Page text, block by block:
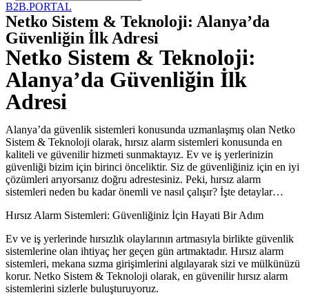
B2B.PORTAL
Netko Sistem & Teknoloji: Alanya’da
Güvenliğin İlk Adresi
Netko Sistem & Teknoloji:
Alanya’da Güvenliğin İlk
Adresi
Alanya’da güvenlik sistemleri konusunda uzmanlaşmış olan Netko
Sistem & Teknoloji olarak, hırsız alarm sistemleri konusunda en
kaliteli ve güvenilir hizmeti sunmaktayız. Ev ve iş yerlerinizin
güvenliği bizim için birinci önceliktir. Siz de güvenliğiniz için en iyi
çözümleri arıyorsanız doğru adrestesiniz. Peki, hırsız alarm
sistemleri neden bu kadar önemli ve nasıl çalışır? İşte detaylar…
Hırsız Alarm Sistemleri: Güvenliğiniz İçin Hayati Bir Adım
Ev ve iş yerlerinde hırsızlık olaylarının artmasıyla birlikte güvenlik
sistemlerine olan ihtiyaç her geçen gün artmaktadır. Hırsız alarm
sistemleri, mekana sızma girişimlerini algılayarak sizi ve mülkünüzü
korur. Netko Sistem & Teknoloji olarak, en güvenilir hırsız alarm
sistemlerini sizlerle buluşturuyoruz.